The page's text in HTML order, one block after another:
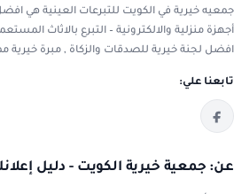
جمعيه خيرية في الكويت للتبرعات العينية هي
أجهزة منزلية والالكترونية – التبرع بالاثاث
افضل لجنة خيرية للصدقات والزكاة , مبرة خيرية
تابعنا علي:
عن: جمعية خيرية الكويت - دليل